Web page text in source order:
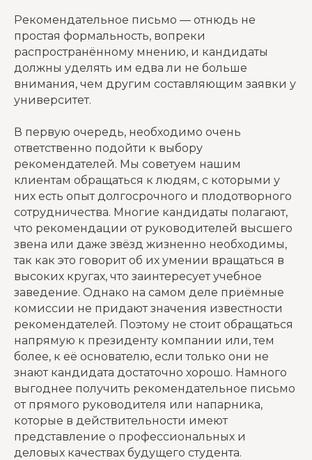
Рекомендательное письмо — отнюдь не
простая формальность, вопреки
распространённому мнению, и кандидаты
должны уделять им едва ли не больше
внимания, чем другим составляющим заявки у
университет.
В первую очередь, необходимо очень
ответственно подойти к выбору
рекомендателей. Мы советуем нашим
клиентам обращаться к людям, с которыми у
них есть опыт долгосрочного и плодотворного
сотрудничества. Многие кандидаты полагают,
что рекомендации от руководителей высшего
звена или даже звёзд жизненно необходимы,
так как это говорит об их умении вращаться в
высоких кругах, что заинтересует учебное
заведение. Однако на самом деле приёмные
комиссии не придают значения известности
рекомендателей. Поэтому не стоит обращаться
напрямую к президенту компании или, тем
более, к её основателю, если только они не
знают кандидата достаточно хорошо. Намного
выгоднее получить рекомендательное письмо
от прямого руководителя или напарника,
которые в действительности имеют
представление о профессиональных и
деловых качествах будущего студента.